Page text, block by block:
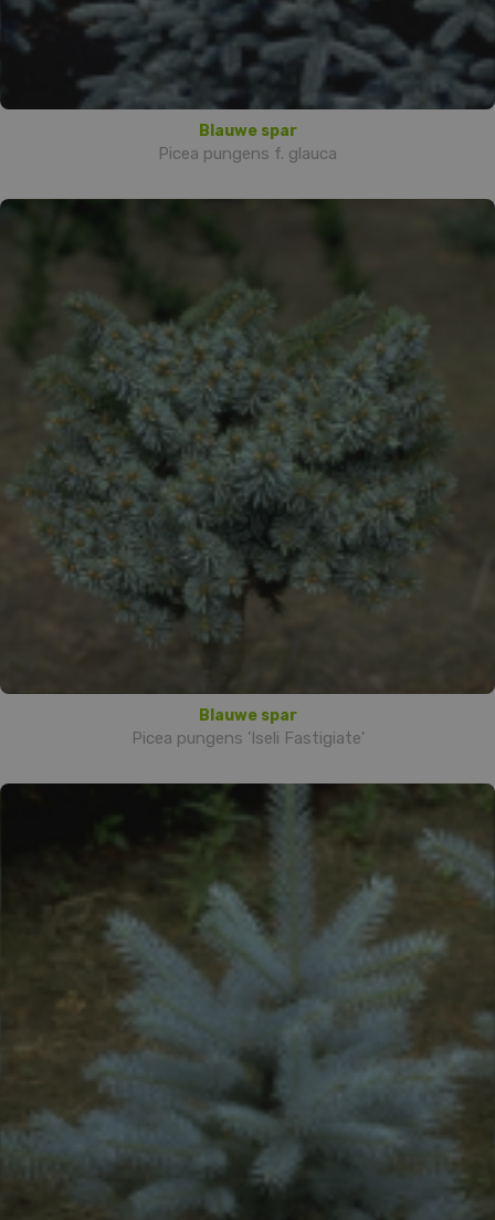
Blauwe spar
Picea pungens f. glauca
Blauwe spar
Picea pungens 'Iseli Fastigiate'